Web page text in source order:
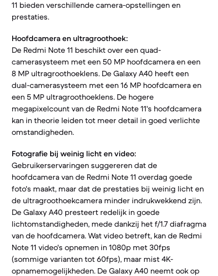
11 bieden verschillende camera-opstellingen en
prestaties.
Hoofdcamera en ultragroothoek:
De Redmi Note 11 beschikt over een quad-
camerasysteem met een 50 MP hoofdcamera en een
8 MP ultragroothoeklens. De Galaxy A40 heeft een
dual-camerasysteem met een 16 MP hoofdcamera en
een 5 MP ultragroothoeklens. De hogere
megapixelcount van de Redmi Note 11's hoofdcamera
kan in theorie leiden tot meer detail in goed verlichte
omstandigheden.
Fotografie bij weinig licht en video:
Gebruikerservaringen suggereren dat de
hoofdcamera van de Redmi Note 11 overdag goede
foto's maakt, maar dat de prestaties bij weinig licht en
de ultragroothoekcamera minder indrukwekkend zijn.
De Galaxy A40 presteert redelijk in goede
lichtomstandigheden, mede dankzij het f/1.7 diafragma
van de hoofdcamera. Wat video betreft, kan de Redmi
Note 11 video's opnemen in 1080p met 30fps
(sommige varianten tot 60fps), maar mist 4K-
opnamemogelijkheden. De Galaxy A40 neemt ook op